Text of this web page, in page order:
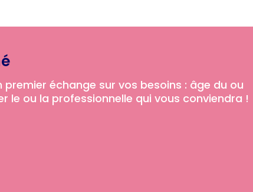
échange sur vos besoins : âge du ou
ou la professionnelle qui vous conviendra !